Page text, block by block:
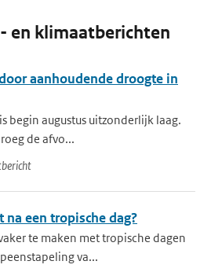
en klimaatberichten
aanhoudende droogte in
begin augustus uitzonderlijk laag.
de afvo...
na een tropische dag?
te maken met tropische dagen
va...